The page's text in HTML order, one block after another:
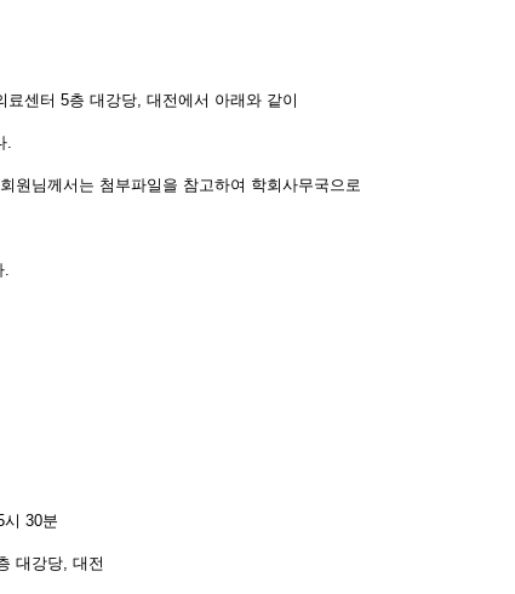
센터 5층 대강당, 대전에서 아래와 같이
.
원님께서는 첨부파일을 참고하여 학회사무국으로
30분
대강당, 대전